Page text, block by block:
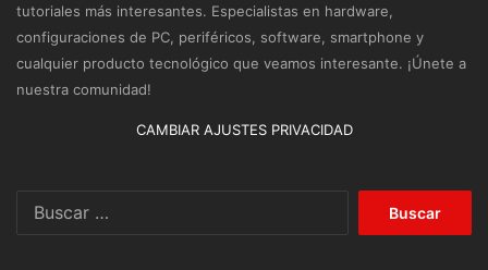
tutoriales más interesantes. Especialistas en hardware,
configuraciones de PC, periféricos, software, smartphone y
cualquier producto tecnológico que veamos interesante. ¡Únete a
nuestra comunidad!
CAMBIAR AJUSTES PRIVACIDAD